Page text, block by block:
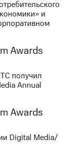
и
Awards
получил
Annual
Awards
Digital Media/